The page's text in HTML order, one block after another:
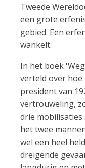
Tweede
een grote
gebied. Een
wankelt.
In het boek
verteld over hoe
president van
vertrouweling,
drie mobilisaties
het twee
wel een heel
dreigende